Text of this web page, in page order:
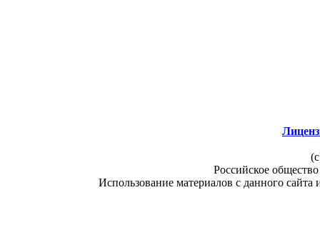
Российское
Использование материалов с данного